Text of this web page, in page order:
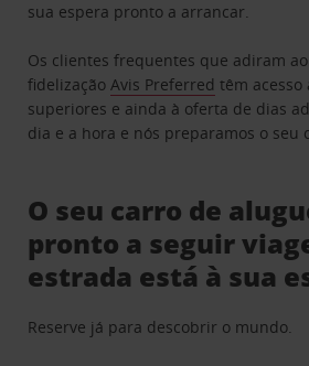
sua espera pronto a arrancar.
Os clientes frequentes que adiram
fidelizaçãoAvis Preferred têm acesso
superiores e ainda à oferta de dias
dia e a hora e nós preparamos o seu
O seu carro de
pronto a seguir
estrada está à sua
Reserve já para descobrir o mundo.